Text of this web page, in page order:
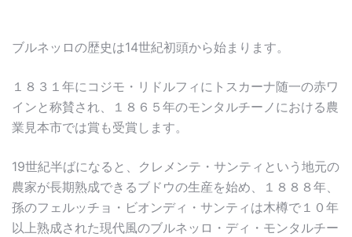
ブルネッロの歴史は14世紀初頭から始まります。
１８３１年にコジモ・リドルフィにトスカーナ随一の赤ワ
インと称賛され、１８６５年のモンタルチーノにおける農
業見本市では賞も受賞します。
19世紀半ばになると、クレメンテ・サンティという地元の
農家が長期熟成できるブドウの生産を始め、１８８８年、
孫のフェルッチョ・ビオンディ・サンティは木樽で１０年
以上熟成された現代風のブルネッロ・ディ・モンタルチー